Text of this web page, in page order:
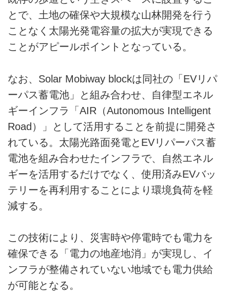
とで、土地の確保や大規模な山林開発を行う
ことなく太陽光発電容量の拡大が実現できる
ことがアピールポイントとなっている。
なお、Solar Mobiway blockは同社の「EVリパ
ーパス蓄電池」と組み合わせ、自律型エネル
ギーインフラ「AIR（Autonomous Intelligent
Road）」として活用することを前提に開発さ
れている。太陽光路面発電とEVリパーパス蓄
電池を組み合わせたインフラで、自然エネル
ギーを活用するだけでなく、使用済みEVバッ
テリーを再利用することにより環境負荷を軽
減する。
この技術により、災害時や停電時でも電力を
確保できる「電力の地産地消」が実現し、イ
ンフラが整備されていない地域でも電力供給
が可能となる。